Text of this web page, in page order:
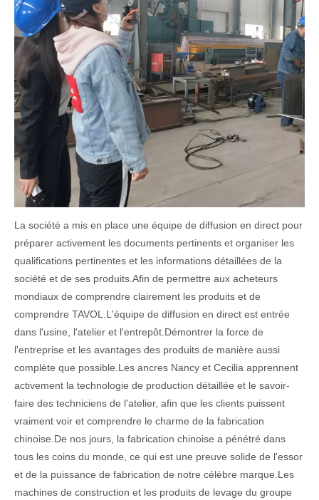
La société a mis en place une équipe de diffusion en direct pour
préparer activement les documents pertinents et organiser les
qualifications pertinentes et les informations détaillées de la
société et de ses produits.Afin de permettre aux acheteurs
mondiaux de comprendre clairement les produits et de
comprendre TAVOL.L'équipe de diffusion en direct est entrée
dans l'usine, l'atelier et l'entrepôt.Démontrer la force de
l'entreprise et les avantages des produits de manière aussi
complète que possible.Les ancres Nancy et Cecilia apprennent
activement la technologie de production détaillée et le savoir-
faire des techniciens de l'atelier, afin que les clients puissent
vraiment voir et comprendre le charme de la fabrication
chinoise.De nos jours, la fabrication chinoise a pénétré dans
tous les coins du monde, ce qui est une preuve solide de l'essor
et de la puissance de fabrication de notre célèbre marque.Les
machines de construction et les produits de levage du groupe